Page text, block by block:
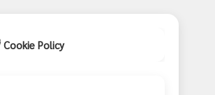
Cookie Policy